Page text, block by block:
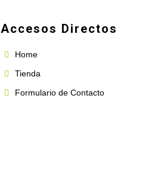
Accesos Directos
Home
Tienda
Formulario de Contacto